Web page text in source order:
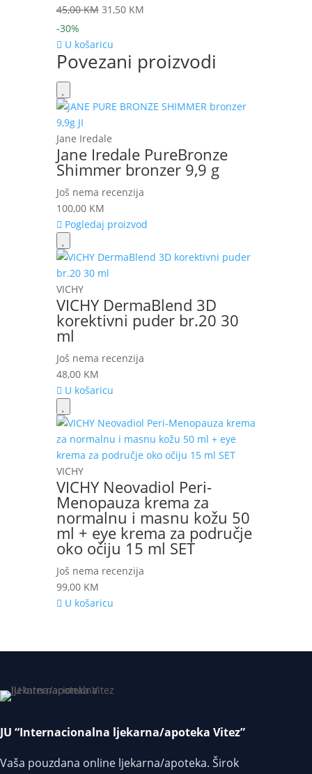
45,00KM Izvorna
bila
je:
45,00 KM.
31,50 KMTrenutna
31,50 KM.
-30%
U košaricu
Povezani proizvodi
Jane Iredale
Jane Iredale PureBronze
Shimmer bronzer 9,9 g
Još nema recenzija
100,00 KM
Pogledaj proizvod
VICHY
VICHY DermaBlend 3D
korektivni puder br.20 30
ml
Još nema recenzija
48,00 KM
U košaricu
VICHY
VICHY Neovadiol Peri-
Menopauza krema za
normalnu i masnu kožu 50
ml + eye krema za područje
oko očiju 15 ml SET
Još nema recenzija
99,00 KM
U košaricu
JU “Internacionalna ljekarna/apoteka Vitez”
Vaša pouzdana online ljekarna/apoteka. Širok